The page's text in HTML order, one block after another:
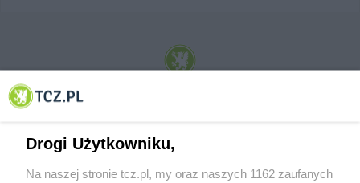
© 2001-2026 Tczew - TCZ.PL Sp. z o.o. Internetowy Serwis Informacyjny Miasta
Drogi Użytkowniku,
Na naszej stronie tcz.pl, my oraz naszych 1162 zaufanych